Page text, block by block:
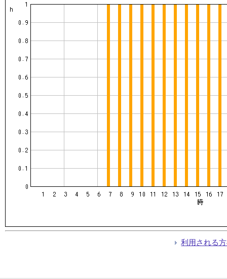
利用される